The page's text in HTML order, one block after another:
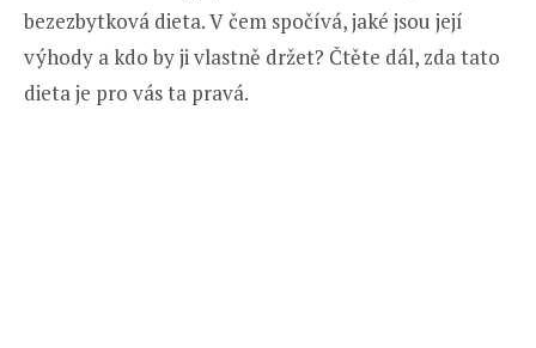
bezezbytková dieta. V čem spočívá, jaké jsou její
výhody a kdo by ji vlastně držet? Čtěte dál, zda tato
dieta je pro vás ta pravá.